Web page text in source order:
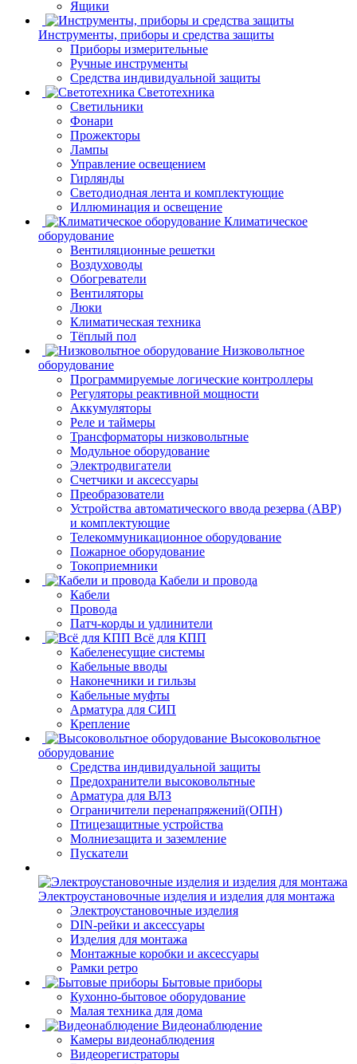
Ящики
Инструменты, приборы и средства защиты
Приборы измерительные
Ручные инструменты
Средства индивидуальной защиты
Светотехника
Светильники
Фонари
Прожекторы
Лампы
Управление освещением
Гирлянды
Светодиодная лента и комплектующие
Иллюминация и освещение
Климатическое
оборудование
Вентиляционные решетки
Воздуховоды
Обогреватели
Вентиляторы
Люки
Климатическая техника
Тёплый пол
Низковольтное
оборудование
Программируемые логические контроллеры
Регуляторы реактивной мощности
Аккумуляторы
Реле и таймеры
Трансформаторы низковольтные
Модульное оборудование
Электродвигатели
Счетчики и аксессуары
Преобразователи
Устройства автоматического ввода резерва (АВР)
и комплектующие
Телекоммуникационное оборудование
Пожарное оборудование
Токоприемники
Кабели и провода
Кабели
Провода
Патч-корды и удлинители
Всё для КПП
Кабеленесущие системы
Кабельные вводы
Наконечники и гильзы
Кабельные муфты
Арматура для СИП
Крепление
Высоковольтное
оборудование
Средства индивидуальной защиты
Предохранители высоковольтные
Арматура для ВЛЗ
Ограничители перенапряжений(ОПН)
Птицезащитные устройства
Молниезащита и заземление
Пускатели
Электроустановочные изделия и изделия для монтажа
Электроустановочные изделия
DIN-рейки и аксессуары
Изделия для монтажа
Монтажные коробки и аксессуары
Рамки ретро
Бытовые приборы
Кухонно-бытовое оборудование
Малая техника для дома
Видеонаблюдение
Камеры видеонаблюдения
Видеорегистраторы